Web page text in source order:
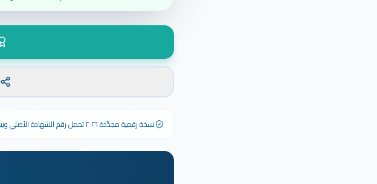
نسخة رقمية مجدَّدة ٢٠٢٦ تحمل رقم الشهادة الأصلي وبياناته كاملة — الشهادة الورقية الأصلية تبقى سارية المفعول.